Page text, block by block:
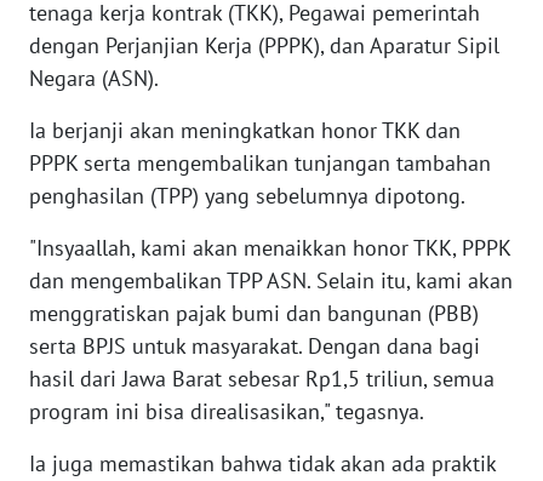
tenaga kerja kontrak (TKK), Pegawai pemerintah
dengan Perjanjian Kerja (PPPK), dan Aparatur Sipil
Negara (ASN).
Ia berjanji akan meningkatkan honor TKK dan
PPPK serta mengembalikan tunjangan tambahan
penghasilan (TPP) yang sebelumnya dipotong.
"Insyaallah, kami akan menaikkan honor TKK, PPPK
dan mengembalikan TPP ASN. Selain itu, kami akan
menggratiskan pajak bumi dan bangunan (PBB)
serta BPJS untuk masyarakat. Dengan dana bagi
hasil dari Jawa Barat sebesar Rp1,5 triliun, semua
program ini bisa direalisasikan," tegasnya.
Ia juga memastikan bahwa tidak akan ada praktik
NUSANTARA
WN
JOGJA
WN
JATIM
WN
BALI
WN